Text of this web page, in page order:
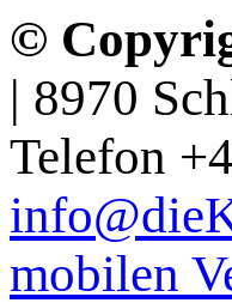
©
| 8970
Telefon
mobilen